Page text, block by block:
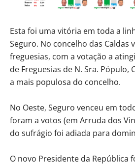
Esta foi uma vitória em toda a
Seguro. No concelho das Caldas
freguesias, com a votação a
de Freguesias de N. Sra. Pópulo,
a mais populosa do concelho.
No Oeste, Seguro venceu em
foram a votos (em Arruda dos
do sufrágio foi adiada para
O novo Presidente da República